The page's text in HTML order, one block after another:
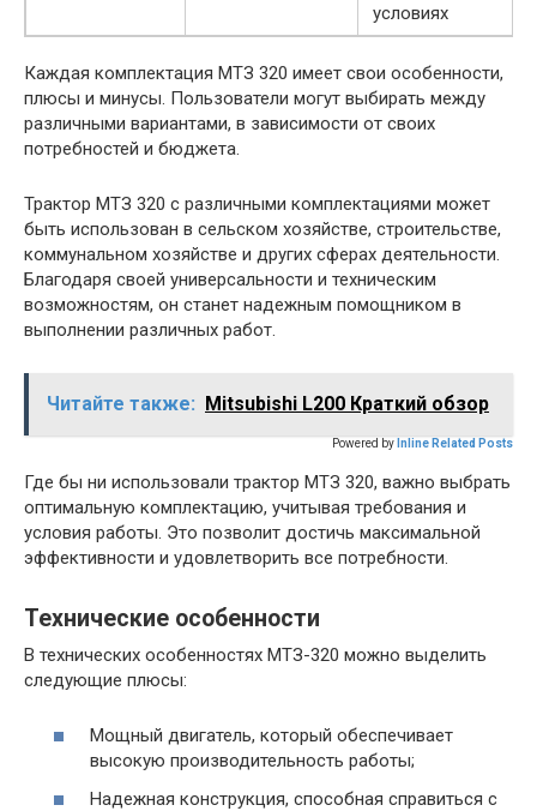
условиях
Каждая комплектация МТЗ 320 имеет свои особенности,
плюсы и минусы. Пользователи могут выбирать между
различными вариантами, в зависимости от своих
потребностей и бюджета.
Трактор МТЗ 320 с различными комплектациями может
быть использован в сельском хозяйстве, строительстве,
коммунальном хозяйстве и других сферах деятельности.
Благодаря своей универсальности и техническим
возможностям, он станет надежным помощником в
выполнении различных работ.
Читайте также: Mitsubishi L200 Краткий обзор
Powered by Inline Related Posts
Где бы ни использовали трактор МТЗ 320, важно выбрать
оптимальную комплектацию, учитывая требования и
условия работы. Это позволит достичь максимальной
эффективности и удовлетворить все потребности.
Технические особенности
В технических особенностях МТЗ-320 можно выделить
следующие плюсы:
Мощный двигатель, который обеспечивает
высокую производительность работы;
Надежная конструкция, способная справиться с